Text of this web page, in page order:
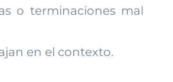
o terminaciones mal
en el contexto.